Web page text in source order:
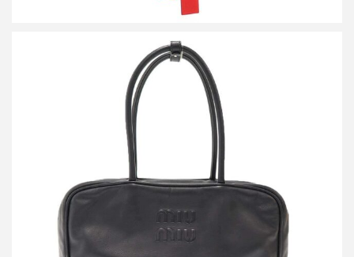
ミュウミュウ BEAU レザー ボー バッグ
買取金額144,000円
詳しく見る